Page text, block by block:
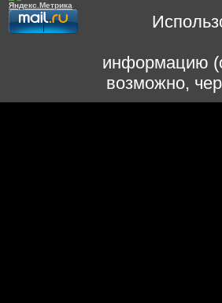
информацию
возможно,